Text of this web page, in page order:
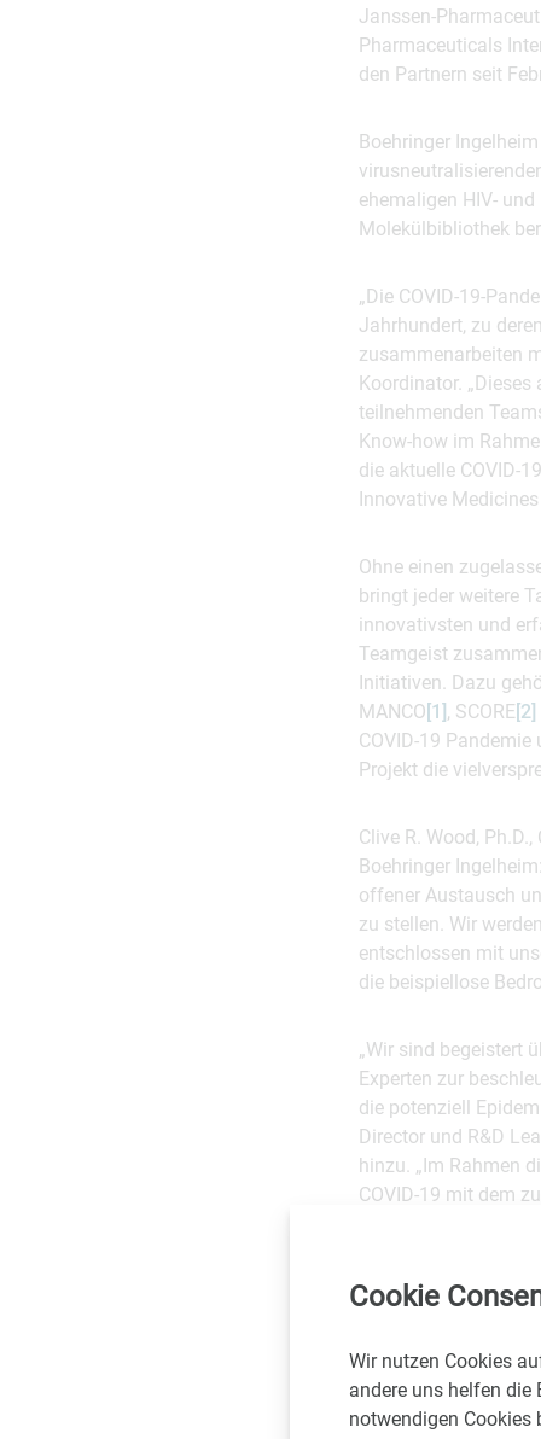
Janssen-
Pharmaceuticals
den Partnern seit
Boehringer
ehemaligen HIV-
Molekülbibliothek
„Die COVID-19-
Jahrhundert, zu
zusammenarbeiten
Koordinator.
teilnehmenden
Know-how im
die aktuelle COVID-
Innovative
Ohne einen
bringt jeder weitere
innovativsten und
Teamgeist
Initiativen. Dazu
MANCO [1] , SCORE [2]
COVID-19
Projekt die
Clive R. Wood,
Boehringer
offener Austausch
zu stellen. Wir
entschlossen mit
die beispiellose
„Wir sind begeistert
Experten zur
die potenziell
Director und R&D
hinzu. „Im Rahmen
COVID-19 mit dem
Wissenschaftler
Problems arbeiten,
für unsere
Cookie
Wir nutzen Cookies
andere uns helfen die
notwendigen Cookies